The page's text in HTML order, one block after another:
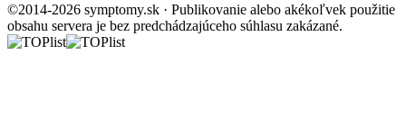
©2014-2026 symptomy.sk · Publikovanie alebo akékoľvek použitie
obsahu servera je bez predchádzajúceho súhlasu zakázané.